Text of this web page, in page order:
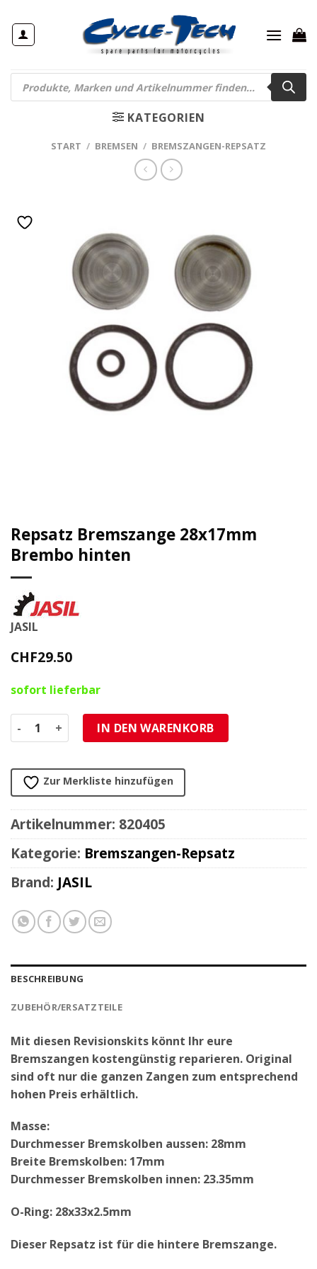
Inhalt
springen
Products
search
KATEGORIEN
START / BREMSEN / BREMSZANGEN-REPSATZ
Repsatz Bremszange 28x17mm
Brembo hinten
JASIL
CHF29.50
sofort lieferbar
Repsatz Bremszange 28x17mm Brembo hinten Menge
IN DEN WARENKORB
Zur Merkliste hinzufügen
Artikelnummer: 820405
Kategorie: Bremszangen-Repsatz
Brand: JASIL
BESCHREIBUNG
ZUBEHÖR/ERSATZTEILE
Mit diesen Revisionskits könnt Ihr eure
Bremszangen kostengünstig reparieren. Original
sind oft nur die ganzen Zangen zum entsprechend
hohen Preis erhältlich.
Masse:
Durchmesser Bremskolben aussen: 28mm
Breite Bremskolben: 17mm
Durchmesser Bremskolben innen: 23.35mm
O-Ring: 28x33x2.5mm
Dieser Repsatz ist für die hintere Bremszange.